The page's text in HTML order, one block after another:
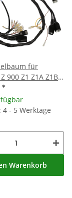
für
900 Z1 Z1A Z1B
*
4 - 5 Werktage
Warenkorb